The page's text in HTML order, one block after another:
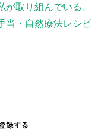
取り組んでいる、
当・自然療法レシピ